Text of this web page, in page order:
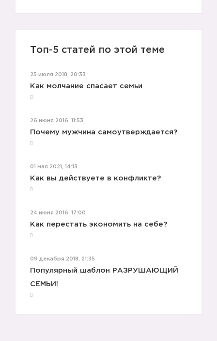
Топ-5 статей по этой теме
25 июля 2018, 20:33
Как молчание спасает семьи
26 июня 2016, 11:53
Почему мужчина самоутверждается?
01 мая 2021, 14:13
Как вы действуете в конфликте?
24 июня 2016, 17:00
Как перестать экономить на себе?
09 декабря 2018, 21:35
Популярный шаблон РАЗРУШАЮЩИЙ
СЕМЬИ!